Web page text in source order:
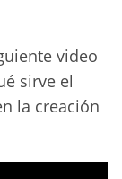
video
sirve el
la creación